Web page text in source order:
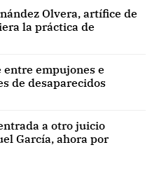
Olvera, artífice de
la práctica de
entre empujones e
de desaparecidos
a otro juicio
García, ahora por